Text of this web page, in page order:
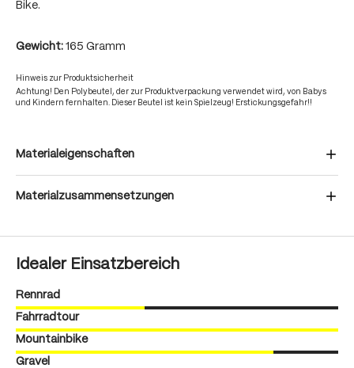
Bike.
Gewicht: 165 Gramm
Hinweis zur Produktsicherheit
Achtung! Den Polybeutel, der zur Produktverpackung verwendet wird, von Babys
und Kindern fernhalten. Dieser Beutel ist kein Spielzeug! Erstickungsgefahr!!
Materialeigenschaften
Materialzusammensetzungen
Idealer Einsatzbereich
Rennrad
Fahrradtour
Mountainbike
Gravel